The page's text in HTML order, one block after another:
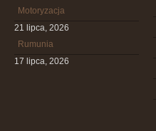
Motoryzacja
21 lipca, 2026
Rumunia
17 lipca, 2026